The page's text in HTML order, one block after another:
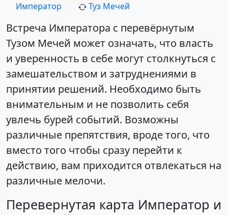
Император Туз Мечей
Встреча Императора с перевёрнутым
Тузом Мечей может означать, что власть
и уверенность в себе могут столкнуться с
замешательством и затруднениями в
принятии решений. Необходимо быть
внимательным и не позволить себя
увлечь бурей событий. Возможны
различные препятствия, вроде того, что
вместо того чтобы сразу перейти к
действию, вам приходится отвлекаться на
различные мелочи.
Перевернутая карта Император и